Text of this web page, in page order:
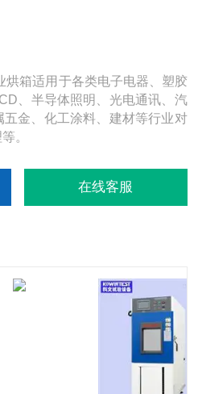
烘箱适用于各类电子电器、塑胶
、半导体照明、光电通讯、汽
金、化工涂料、建材等行业对
。
在线客服